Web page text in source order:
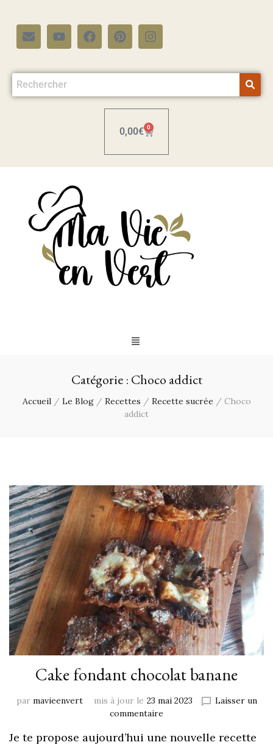
0,00€ 0
Catégorie : Choco addict
Accueil / Le Blog / Recettes / Recette sucrée / Choco
addict
Cake fondant chocolat banane
par mavieenvert mis à jour le 23 mai 2023
Laisser un
commentaire
Je te propose aujourd’hui une nouvelle recette